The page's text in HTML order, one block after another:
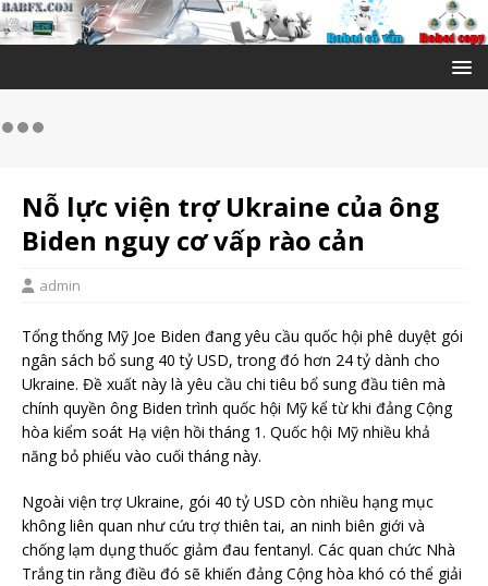
Nỗ lực viện trợ Ukraine của ông
Biden nguy cơ vấp rào cản
admin
Tổng thống Mỹ Joe Biden đang yêu cầu quốc hội phê duyệt gói
ngân sách bổ sung 40 tỷ USD, trong đó hơn 24 tỷ dành cho
Ukraine. Đề xuất này là yêu cầu chi tiêu bổ sung đầu tiên mà
chính quyền ông Biden trình quốc hội Mỹ kể từ khi đảng Cộng
hòa kiểm soát Hạ viện hồi tháng 1. Quốc hội Mỹ nhiều khả
năng bỏ phiếu vào cuối tháng này.
Ngoài viện trợ Ukraine, gói 40 tỷ USD còn nhiều hạng mục
không liên quan như cứu trợ thiên tai, an ninh biên giới và
chống lạm dụng thuốc giảm đau fentanyl. Các quan chức Nhà
Trắng tin rằng điều đó sẽ khiến đảng Cộng hòa khó có thể giải